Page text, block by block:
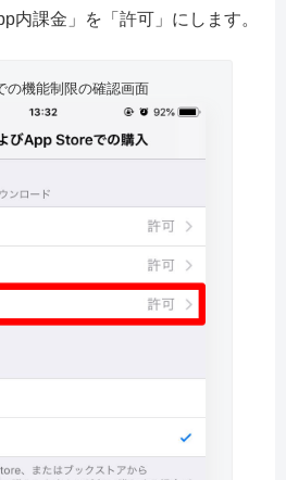
内課金」を「許可」にします。
の機能制限の確認画面